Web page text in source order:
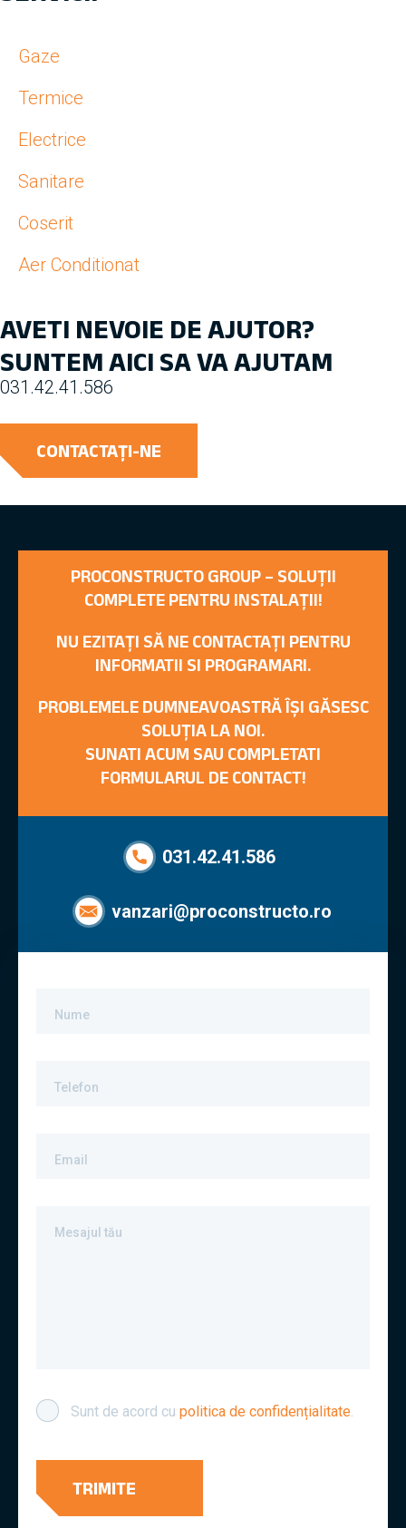
Gaze
Termice
Electrice
Sanitare
Coserit
Aer Conditionat
AVETI NEVOIE DE AJUTOR?
SUNTEM AICI SA VA AJUTAM
031.42.41.586
CONTACTAȚI-NE
PROCONSTRUCTO GROUP – SOLUȚII
COMPLETE PENTRU INSTALAȚII!
NU EZITAȚI SĂ NE CONTACTAȚI PENTRU
INFORMATII SI PROGRAMARI.
PROBLEMELE DUMNEAVOASTRĂ ÎȘI GĂSESC
SOLUȚIA LA NOI.
SUNATI ACUM SAU COMPLETATI
FORMULARUL DE CONTACT!
031.42.41.586
vanzari@proconstructo.ro
Nume
Telefon
Email
Mesajul tău
Sunt de acord cu politica de confidențialitate.